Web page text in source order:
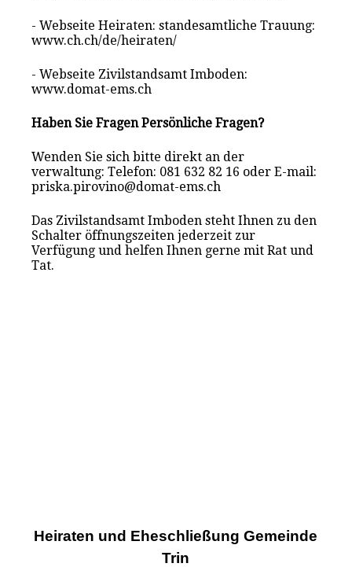
- Webseite Heiraten: standesamtliche Trauung:
www.ch.ch/de/heiraten/
- Webseite Zivilstandsamt Imboden:
www.domat-ems.ch
Haben Sie Fragen Persönliche Fragen?
Wenden Sie sich bitte direkt an der
verwaltung: Telefon: 081 632 82 16 oder E-mail:
priska.pirovino@domat-ems.ch
Das Zivilstandsamt Imboden steht Ihnen zu den
Schalter öffnungszeiten jederzeit zur
Verfügung und helfen Ihnen gerne mit Rat und
Tat.
Heiraten und Eheschließung Gemeinde
Trin